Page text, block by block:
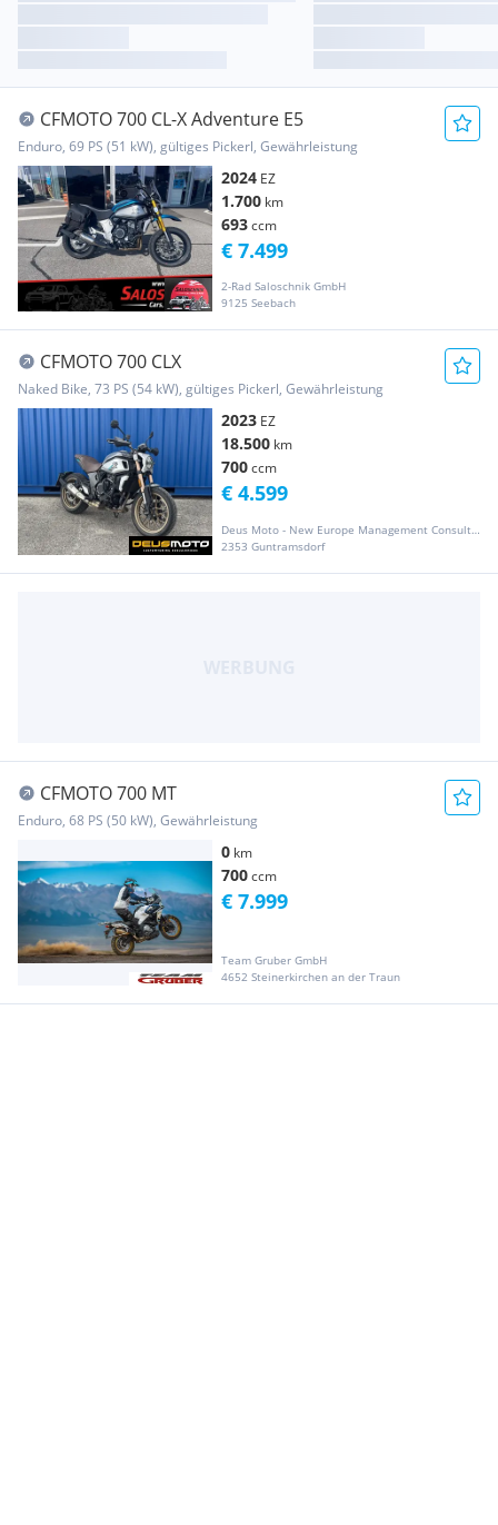
CFMOTO 700 CL-X Adventure E5
Enduro, 69 PS (51 kW), gültiges Pickerl, Gewährleistung
2024 EZ
1.700 km
693ccm
2-Rad Saloschnik GmbH
9125 Seebach
€ 7.499
CFMOTO 700 CLX
Naked Bike, 73 PS (54 kW), gültiges Pickerl, Gewährleistung
2023 EZ
18.500 km
700ccm
Deus Moto - New Europe Management Consulting GmbH
2353 Guntramsdorf
€ 4.599
CFMOTO 700 MT
Enduro, 68 PS (50 kW), Gewährleistung
0 km
700ccm
Team Gruber GmbH
4652 Steinerkirchen an der Traun
€ 7.999